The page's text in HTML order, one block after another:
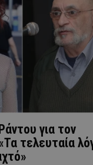
για τον
τελευταία